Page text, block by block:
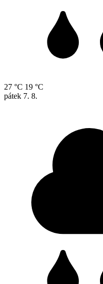
27 °C 19 °C
pátek 7. 8.